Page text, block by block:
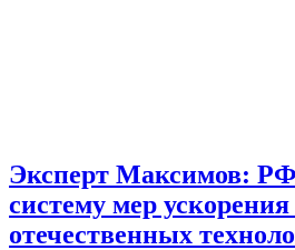
Эксперт Максимов: РФ
систему мер
отечественных